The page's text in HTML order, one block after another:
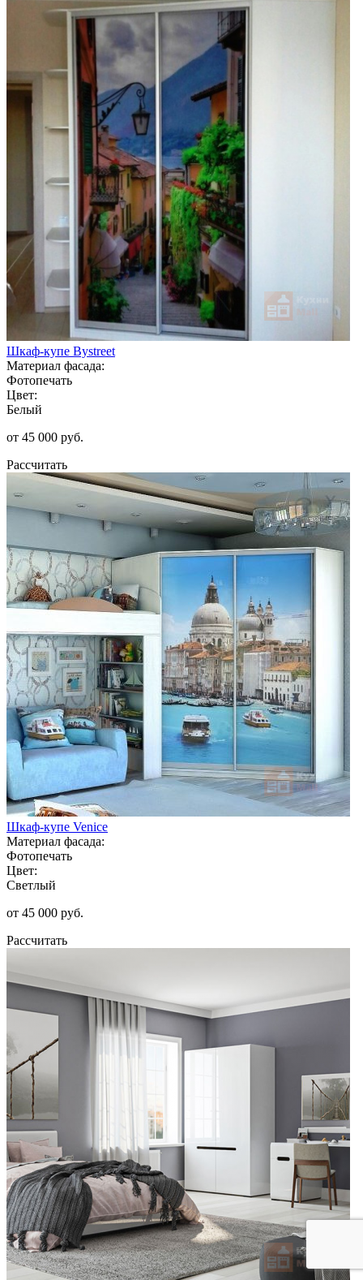
Шкаф-купе Bystreet
Материал фасада:
Фотопечать
Цвет:
Белый
от 45 000 руб.
Рассчитать
Шкаф-купе Venice
Материал фасада:
Фотопечать
Цвет:
Светлый
от 45 000 руб.
Рассчитать